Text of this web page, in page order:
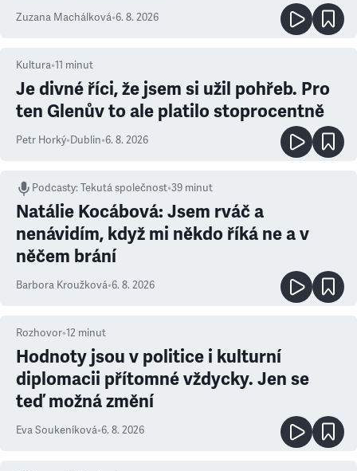
Zuzana Machálková•6. 8. 2026
Kultura•11 minut
Je divné říci, že jsem si užil pohřeb. Pro
ten Glenův to ale platilo stoprocentně
Petr Horký•Dublin•6. 8. 2026
Podcasty:Tekutá společnost•39 minut
Natálie Kocábová: Jsem rváč a
nenávidím, když mi někdo říká ne a v
něčem brání
Barbora Kroužková•6. 8. 2026
Rozhovor•12 minut
Hodnoty jsou v politice i kulturní
diplomacii přítomné vždycky. Jen se
teď možná změní
Eva Soukeníková•6. 8. 2026